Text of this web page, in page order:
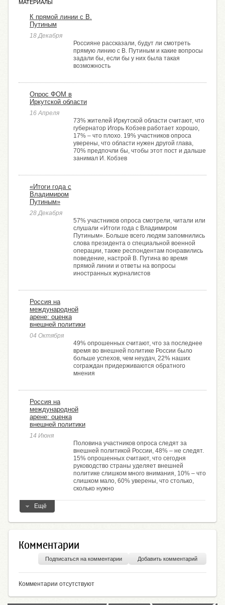
МАТЕРИАЛЫ
К прямой линии с В.
Путиным
18 Декабря
Россияне рассказали, будут ли смотреть
прямую линию с В. Путиным и какие вопросы
задали бы, если бы у них была такая
возможность
Опрос ФОМ в
Иркутской области
16 Апреля
73% жителей Иркутской области считают, что
губернатор Игорь Кобзев работает хорошо,
17% – что плохо. 19% участников опроса
уверены, что области нужен другой глава,
70% предпочли бы, чтобы этот пост и дальше
занимал И. Кобзев
«Итоги года с
Владимиром
Путиным»
28 Декабря
57% участников опроса смотрели, читали или
слушали «Итоги года с Владимиром
Путиным». Больше всего людям запомнились
слова президента о специальной военной
операции, также респондентам понравились
поведение, настрой В. Путина во время
прямой линии и ответы на вопросы
иностранных журналистов
Россия на
международной
арене: оценка
внешней политики
04 Октября
49% опрошенных считают, что за последнее
время во внешней политике России было
больше успехов, чем неудач, 22% наших
сограждан придерживаются обратного
мнения
Россия на
международной
арене: оценка
внешней политики
14 Июня
Половина участников опроса следят за
внешней политикой России, 48% – не следят.
15% опрошенных считают, что сегодня
руководство страны уделяет внешней
политике слишком много внимания, 10% – что
слишком мало, 60% уверены, что столько,
сколько нужно
Ещё
Комментарии
Добавить комментарий
Подписаться на комментарии
Комментарии отсутствуют